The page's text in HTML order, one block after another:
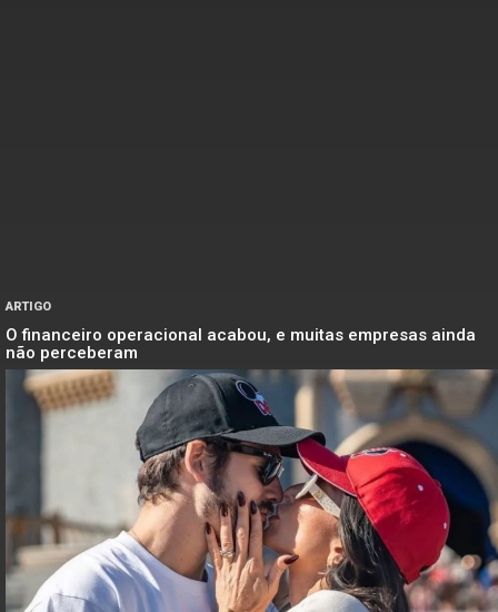
ARTIGO
O financeiro operacional acabou, e muitas empresas ainda
não perceberam